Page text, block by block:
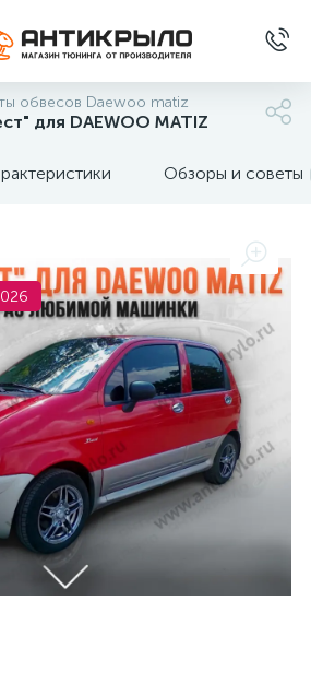
обвесов Daewoo matiz
для DAEWOO MATIZ
Обзоры и советы